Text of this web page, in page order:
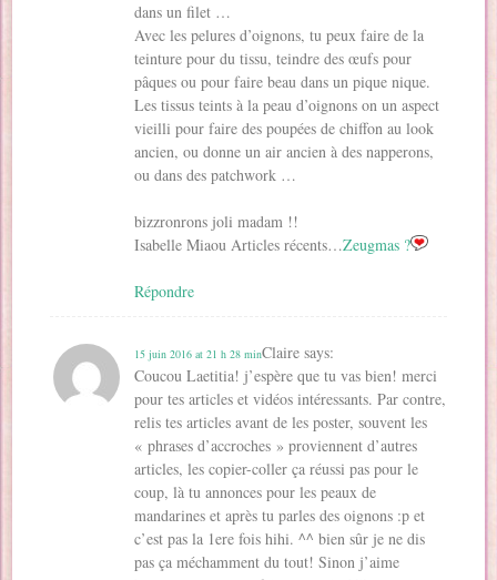
dans un filet …
Avec les pelures d’oignons, tu peux faire de la
teinture pour du tissu, teindre des œufs pour
pâques ou pour faire beau dans un pique nique.
Les tissus teints à la peau d’oignons on un aspect
vieilli pour faire des poupées de chiffon au look
ancien, ou donne un air ancien à des napperons,
ou dans des patchwork …
bizzronrons joli madam !!
Isabelle Miaou Articles récents…Zeugmas ?
Répondre
Claire says:
15 juin 2016 at 21 h 28 min
Coucou Laetitia! j’espère que tu vas bien! merci
pour tes articles et vidéos intéressants. Par contre,
relis tes articles avant de les poster, souvent les
« phrases d’accroches » proviennent d’autres
articles, les copier-coller ça réussi pas pour le
coup, là tu annonces pour les peaux de
mandarines et après tu parles des oignons :p et
c’est pas la 1ere fois hihi. ^^ bien sûr je ne dis
pas ça méchamment du tout! Sinon j’aime